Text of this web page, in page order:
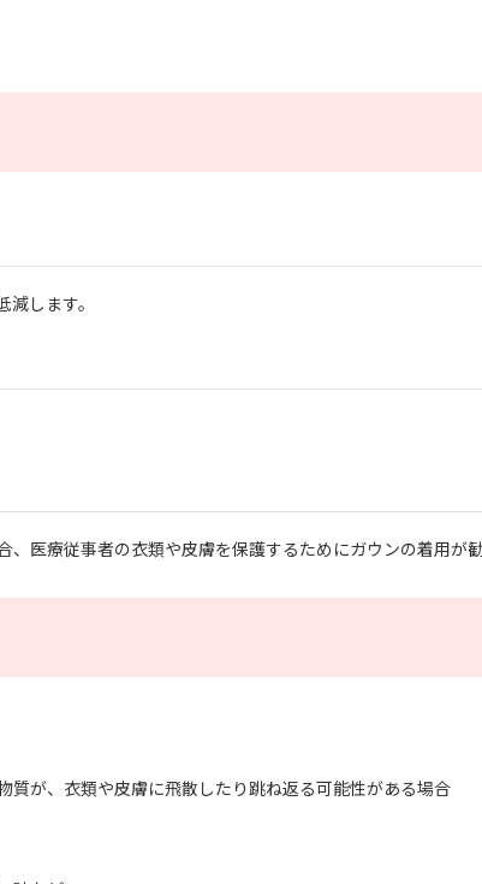
します。
医療従事者の衣類や皮膚を保護するためにガウンの着用が
質が、衣類や皮膚に飛散したり跳ね返る可能性がある場合